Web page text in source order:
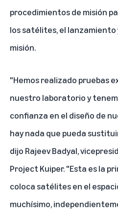
procedimientos de misión
los satélites, el lanzamiento
misión.
"Hemos realizado pruebas
nuestro laboratorio y
confianza en el diseño de
hay nada que pueda
dijo Rajeev Badyal,
Project Kuiper. "Esta es la
coloca satélites en el
muchísimo,